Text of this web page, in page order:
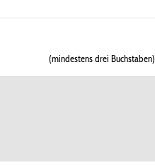
(mindestens drei Buchstaben)